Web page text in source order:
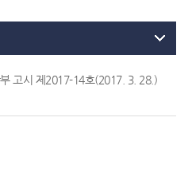
고시 제2017-14호(2017. 3. 28.)